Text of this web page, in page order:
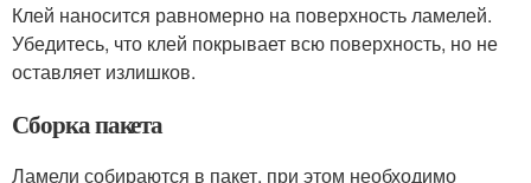
Клей наносится равномерно на поверхность ламелей.
Убедитесь, что клей покрывает всю поверхность, но не
оставляет излишков.
Сборка пакета
Ламели собираются в пакет, при этом необходимо